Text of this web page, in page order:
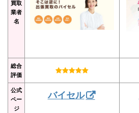
買取
業者
名
総合
評価
公式
ペー
ジ
バイセル